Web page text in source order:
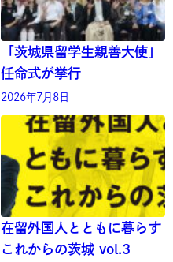
「茨城県留学生親善大使」
任命式が挙行
2026年7月8日
在留外国人とともに暮らす
これからの茨城 vol.3